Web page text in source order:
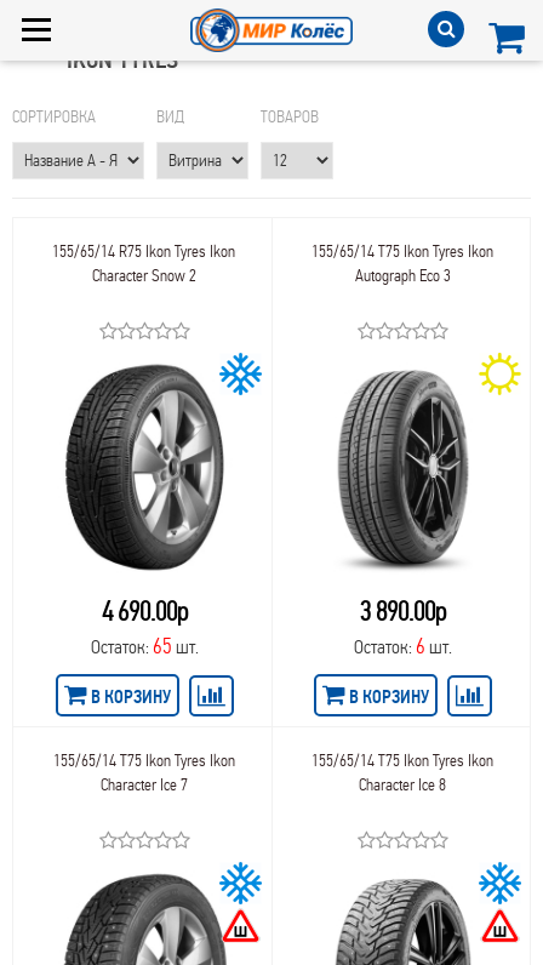
IKON TYRES
СОРТИРОВКА ВИД ТОВАРОВ
155/65/14 R75 Ikon Tyres Ikon
Character Snow 2
4 690.00р
Остаток: 65 шт.
В КОРЗИНУ
155/65/14 T75 Ikon Tyres Ikon
Autograph Eco 3
3 890.00р
Остаток: 6 шт.
В КОРЗИНУ
155/65/14 T75 Ikon Tyres Ikon
Character Ice 7
155/65/14 T75 Ikon Tyres Ikon
Character Ice 8